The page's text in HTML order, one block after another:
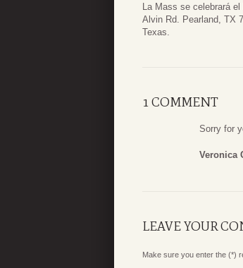
La Mass se celebrará
Alvin Rd. Pearland, TX
Texas.
1 COMMENT
Sorry for
Veronica
LEAVE YOUR
Make sure you enter the (*)